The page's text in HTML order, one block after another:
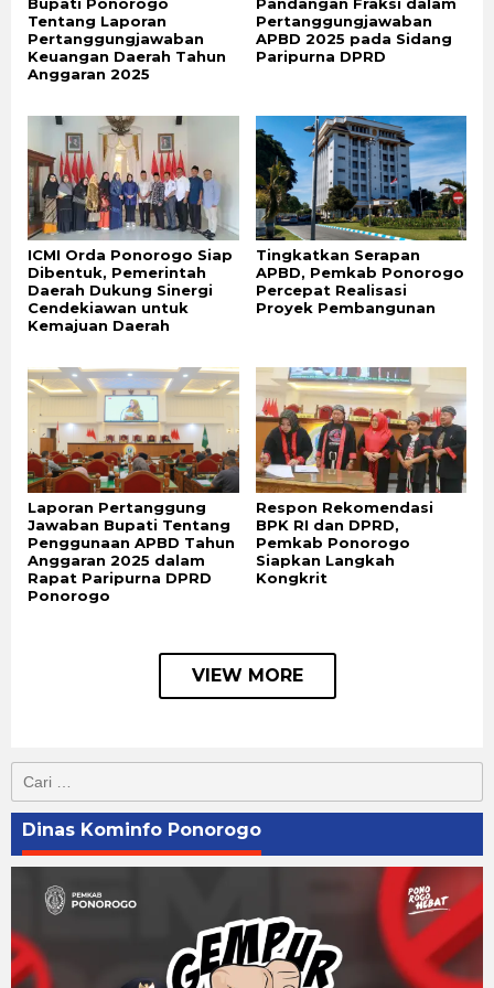
Tentang Laporan
Pertanggungjawaban
Keuangan Daerah Tahun
Anggaran 2025
Pertanggungjawaban
APBD 2025 pada Sidang
Paripurna DPRD
ICMI Orda Ponorogo Siap
Dibentuk, Pemerintah
Daerah Dukung Sinergi
Cendekiawan untuk
Kemajuan Daerah
Tingkatkan Serapan
APBD, Pemkab Ponorogo
Percepat Realisasi
Proyek Pembangunan
Laporan Pertanggung
Jawaban Bupati Tentang
Penggunaan APBD Tahun
Anggaran 2025 dalam
Rapat Paripurna DPRD
Ponorogo
Respon Rekomendasi
BPK RI dan DPRD,
Pemkab Ponorogo
Siapkan Langkah
Kongkrit
VIEW MORE
untuk:
Dinas Kominfo Ponorogo